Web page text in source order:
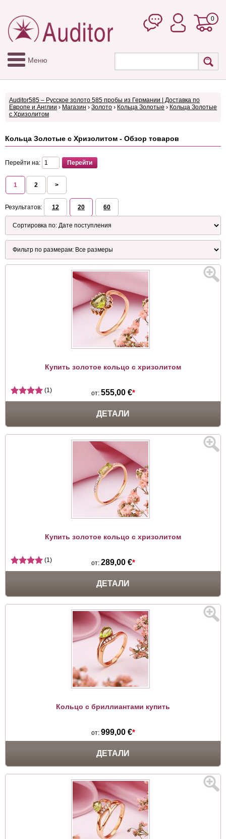
0
Меню
Auditor585 – Русское золото 585 пробы из Германии | Доставка по
Европе и Англии › Магазин › Золото › Кольца Золотые › Кольца Золотые
с Хризолитом
Кольца Золотые с Хризолитом - Обзор товаров
Перейти на:
1 2 >
Результатов: 12 20 60
Купить золотое кольцо с хризолитом
от: 555,00 €*
(1)
ДЕТАЛИ
Купить золотое кольцо с хризолитом
от: 289,00 €*
(1)
ДЕТАЛИ
Кольцо с бриллиантами купить
от: 999,00 €*
ДЕТАЛИ